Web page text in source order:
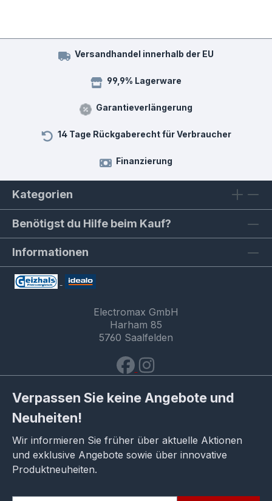
Versandhandel innerhalb der EU
99,9% Lagerware
Garantieverlängerung
14 Tage Rückgaberecht für Verbraucher
Finanzierung
Kategorien
Benötigst du Hilfe beim Kauf?
Informationen
Electromax GmbH
Harham 85
5760 Saalfelden
Verpassen Sie keine Angebote und
Neuheiten!
Wir informieren Sie früher über aktuelle Aktionen
und exklusive Angebote sowie über innovative
Produktneuheiten.